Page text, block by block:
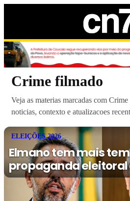
Crime filmado
Veja as materias marcadas com
noticias, contexto e atualizacoes
ELEIÇÕES 2026
Elmano tem mais
propaganda eleitoral